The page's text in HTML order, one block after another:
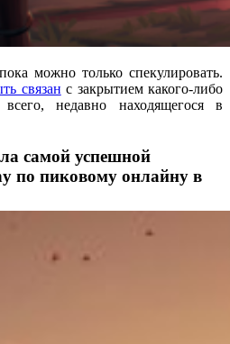
можно только спекулировать.
связан с закрытием какого-либо
недавно находящегося в
самой успешной
по пиковому онлайну в